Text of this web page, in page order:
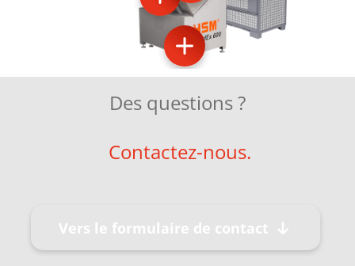
Des questions ?
Contactez-nous.
Vers le formulaire de contact